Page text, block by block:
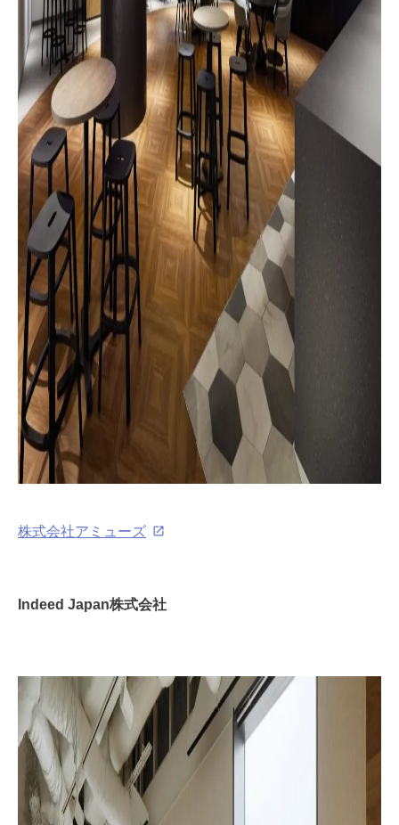
株式会社アミューズ
Indeed Japan株式会社